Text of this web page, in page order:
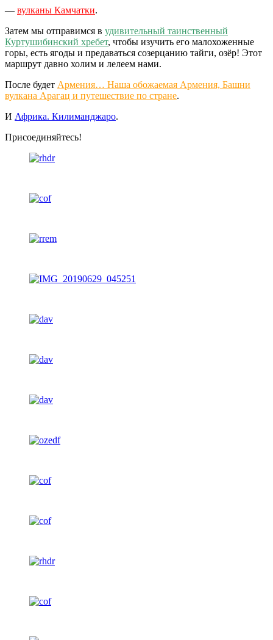
— вулканы Камчатки.
Затем мы отправимся в удивительный таинственный
Куртушибинский хребет, чтобы изучить его малохоженные
горы, есть ягоды и предаваться созерцанию тайги, озёр! Этот
маршрут давно холим и лелеем нами.
После будет Армения… Наша обожаемая Армения, Башни
вулкана Арагац и путешествие по стране.
И Африка. Килиманджаро.
Присоединяйтесь!